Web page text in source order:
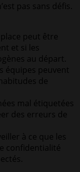
pas sans défis.
peut être
et si les
au départ.
équipes peuvent
de
mal étiquetées
des erreurs de
à ce que les
confidentialité